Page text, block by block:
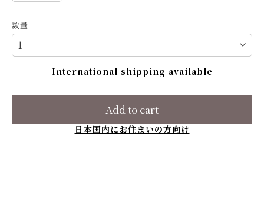
数量
International shipping available
Add to cart
日本国内にお住まいの方向け